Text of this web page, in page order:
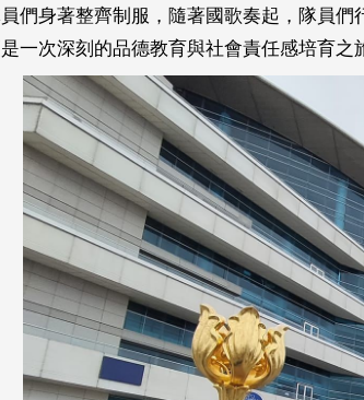
們身著整齊制服，隨著國歌奏起，隊員
一次深刻的品德教育與社會責任感培育之